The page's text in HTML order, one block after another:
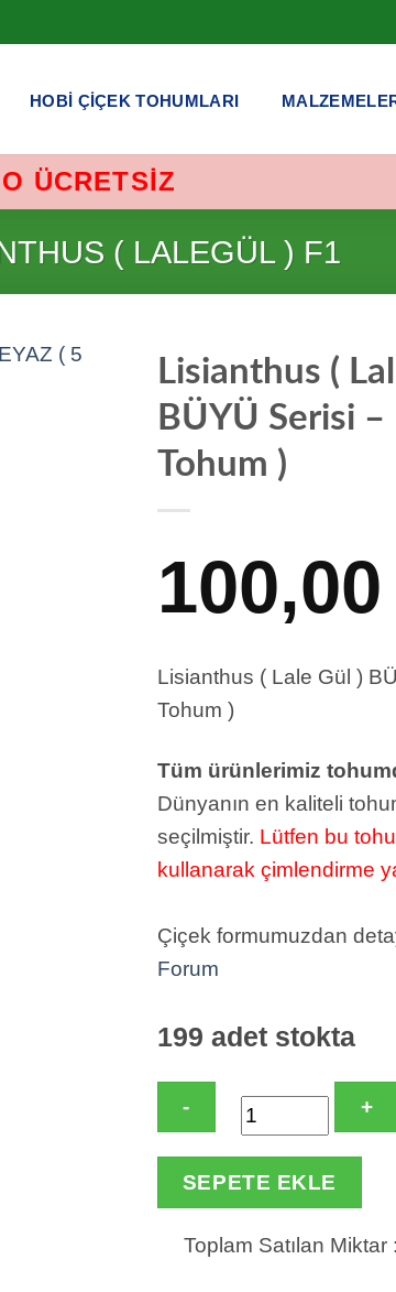
HOBI ÇIÇEK TOHUMLARI
ÜCRETSIZ
( LALEGÜL ) F1
Lisianthus (
BÜYÜ Serisi –
Tohum )
100,00
Lisianthus ( Lale Gül )
Tohum )
Tüm ürünlerimiz
Dünyanın en kaliteli
seçilmiştir. Lütfen bu
kullanarak çimlendirme
Çiçek formumuzdan
Forum
199 adet stokta
Lisianthus
SEPETE EKLE
Toplam Satılan Miktar